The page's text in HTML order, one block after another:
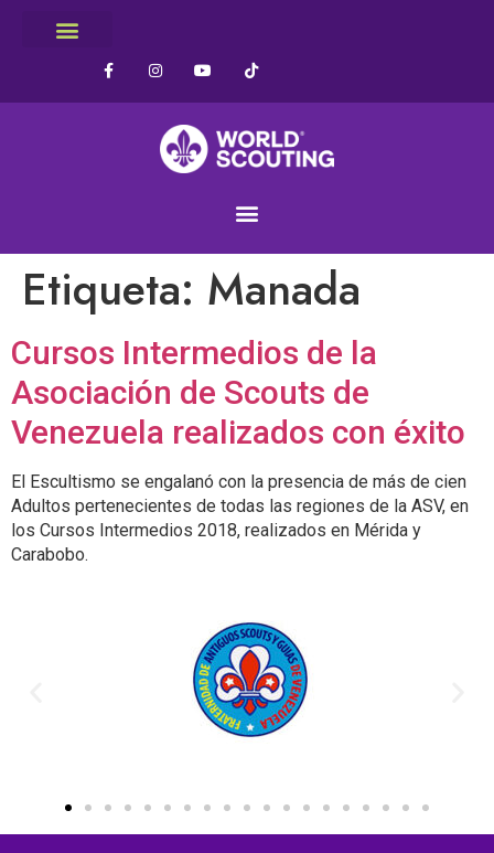
Etiqueta: Manada
Cursos Intermedios de la
Asociación de Scouts de
Venezuela realizados con éxito
El Escultismo se engalanó con la presencia de más de cien
Adultos pertenecientes de todas las regiones de la ASV, en
los Cursos Intermedios 2018, realizados en Mérida y
Carabobo.